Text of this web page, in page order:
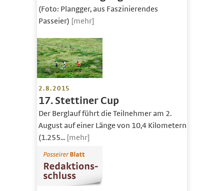
(Foto: Plangger, aus Faszinierendes
Passeier) [mehr]
2.8.2015
17. Stettiner Cup
Der Berglauf führt die Teilnehmer am 2.
August auf einer Länge von 10,4 Kilometern
(1.255... [mehr]